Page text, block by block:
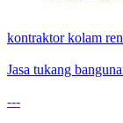
kontraktor kolam
Jasa tukang
---